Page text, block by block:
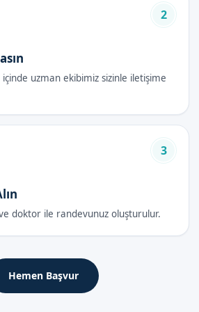
Fiyatları 2026
bir şekilde belirlenmiştir.
Sonrası Bakım Rehberi
takip etmek ve gerekli
sürecini hızlandırır.
sünneti后的 bir süreçtir. Bu süre
takip etmek ve gerekli önlemleri almak,
2
uzman ekibimiz sizinle iletişime
3
doktor ile randevunuz oluşturulur.
Hemen Başvur